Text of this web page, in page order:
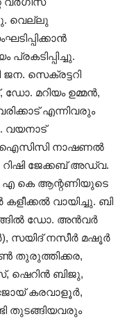
വെല്ലു
സെക്രട്ടറി
മറിയം ഉമ്മൻ,
എന്നിവരും
വയനാട്
ഒഐസിസി നാഷണൽ
റിഷി ജേക്കബ് അഡ്വ.
എ കെ ആന്റണിയുടെ
വായിച്ചു. ബി
ഡോ. അൻവർ
സയിദ് നസീർ മഷൂർ
തുരുത്തിക്കര,
ഷെറിൻ ബിജു,
കരവാളൂർ,
തുടങ്ങിയവരും